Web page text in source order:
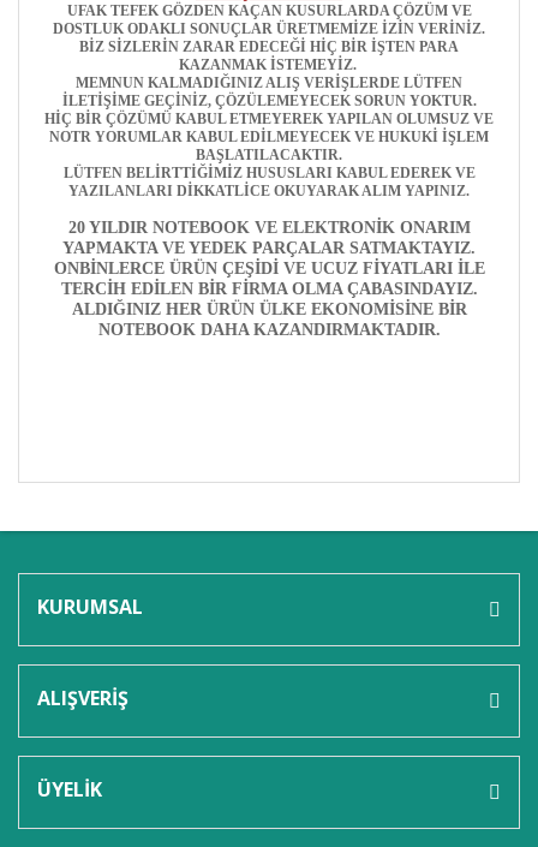
UFAK TEFEK GÖZDEN KAÇAN KUSURLARDA ÇÖZÜM VE
DOSTLUK ODAKLI SONUÇLAR ÜRETMEMİZE İZİN VERİNİZ.
BİZ SİZLERİN ZARAR EDECEĞİ HİÇ BİR İŞTEN PARA
KAZANMAK İSTEMEYİZ.
MEMNUN KALMADIĞINIZ ALIŞ VERİŞLERDE LÜTFEN
İLETİŞİME GEÇİNİZ, ÇÖZÜLEMEYECEK SORUN YOKTUR.
HİÇ BİR ÇÖZÜMÜ KABUL ETMEYEREK YAPILAN OLUMSUZ VE
NOTR YORUMLAR KABUL EDİLMEYECEK VE HUKUKİ İŞLEM
BAŞLATILACAKTIR.
LÜTFEN BELİRTTİĞİMİZ HUSUSLARI KABUL EDEREK VE
YAZILANLARI DİKKATLİCE OKUYARAK ALIM YAPINIZ.
20 YILDIR NOTEBOOK VE ELEKTRONİK ONARIM
YAPMAKTA VE YEDEK PARÇALAR SATMAKTAYIZ.
ONBİNLERCE ÜRÜN ÇEŞİDİ VE UCUZ FİYATLARI İLE
TERCİH EDİLEN BİR FİRMA OLMA ÇABASINDAYIZ.
ALDIĞINIZ HER ÜRÜN ÜLKE EKONOMİSİNE BİR
NOTEBOOK DAHA KAZANDIRMAKTADIR.
diğer konularda yetersiz gördüğünüz noktaları öneri
Görüş ve önerileriniz için teşekkür ederiz.
Ürün açıklamasında eksik bilgiler bulunuyor.
Ürün bilgilerinde hatalar bulunuyor.
Ürün fiyatı diğer sitelerden daha pahalı.
KURUMSAL
ALIŞVERİŞ
ÜYELİK